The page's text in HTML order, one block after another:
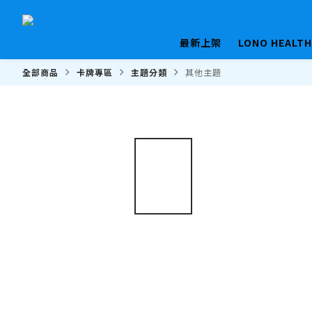
最新上架 LONO
全部商品 卡牌專區 主題分類 其他主題